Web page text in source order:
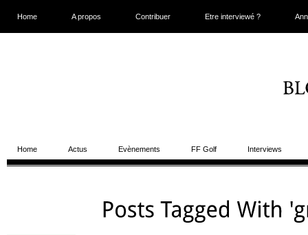
Home A propos Contribuer Etre interviewé ?
Home Actus Evènements FF Golf Interviews